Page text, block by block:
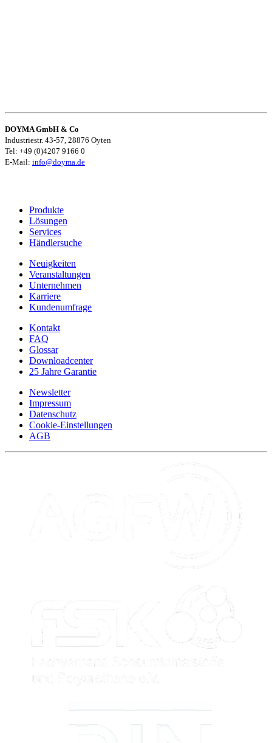
DOYMA GmbH & Co
Industriestr. 43-57, 28876 Oyten
Tel: +49 (0)4207 9166 0
E-Mail: info@doyma.de
Produkte
Lösungen
Services
Händlersuche
Neuigkeiten
Veranstaltungen
Unternehmen
Karriere
Kundenumfrage
Kontakt
FAQ
Glossar
Downloadcenter
25 Jahre Garantie
Newsletter
Impressum
Datenschutz
Cookie-Einstellungen
AGB